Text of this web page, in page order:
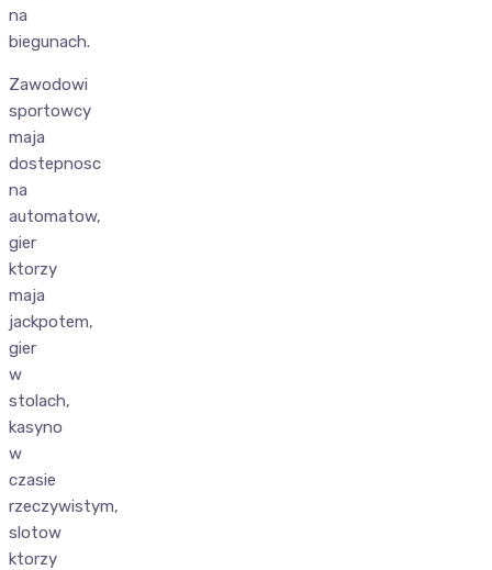
na
biegunach.
Zawodowi
sportowcy
maja
dostepnosc
na
automatow,
gier
ktorzy
maja
jackpotem,
gier
w
stolach,
kasyno
w
czasie
rzeczywistym,
slotow
ktorzy